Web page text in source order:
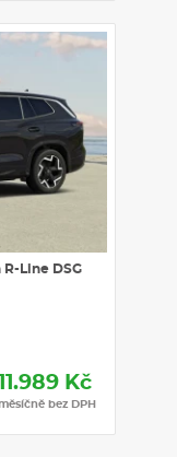
Line DSG
11.989 Kč
bez DPH